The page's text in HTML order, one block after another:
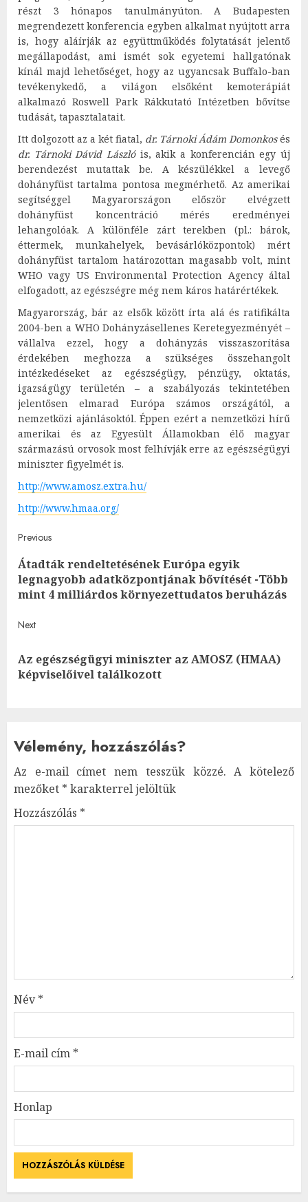
részt 3 hónapos tanulmányúton. A Budapesten
megrendezett konferencia egyben alkalmat nyújtott arra
is, hogy aláírják az együttműködés folytatását jelentő
megállapodást, ami ismét sok egyetemi hallgatónak
kínál majd lehetőséget, hogy az ugyancsak Buffalo-ban
tevékenykedő, a világon elsőként kemoterápiát
alkalmazó Roswell Park Rákkutató Intézetben bővítse
tudását, tapasztalatait.
Itt dolgozott az a két fiatal, dr. Tárnoki Ádám Domonkosés
dr. Tárnoki Dávid László is, akik a konferencián egy új
berendezést mutattak be. A készülékkel a levegő
dohányfüst tartalma pontosa megmérhető. Az amerikai
segítséggel Magyarországon először elvégzett
dohányfüst koncentráció mérés eredményei
lehangolóak. A különféle zárt terekben (pl.: bárok,
éttermek, munkahelyek, bevásárlóközpontok) mért
dohányfüst tartalom határozottan magasabb volt, mint
WHO vagy US Environmental Protection Agency által
elfogadott, az egészségre még nem káros határértékek.
Magyarország, bár az elsők között írta alá és ratifikálta
2004-ben a WHO Dohányzásellenes Keretegyezményét –
vállalva ezzel, hogy a dohányzás visszaszorítása
érdekében meghozza a szükséges összehangolt
intézkedéseket az egészségügy, pénzügy, oktatás,
igazságügy területén – a szabályozás tekintetében
jelentősen elmarad Európa számos országától, a
nemzetközi ajánlásoktól. Éppen ezért a nemzetközi hírű
amerikai és az Egyesült Államokban élő magyar
származású orvosok most felhívják erre az egészségügyi
miniszter figyelmét is.
http://www.amosz.extra.hu/
http://www.hmaa.org/
Post
navigation
Previous
Átadták rendeltetésének Európa egyik
legnagyobb adatközpontjának bővítését -Több
mint 4 milliárdos környezettudatos beruházás
Next
Next
post:
Az egészségügyi miniszter az AMOSZ (HMAA)
képviselőivel találkozott
Vélemény, hozzászólás?
Az e-mail címet nem tesszük közzé. A kötelező
mezőket * karakterrel jelöltük
Hozzászólás *
Név*
E-mail cím *
Honlap